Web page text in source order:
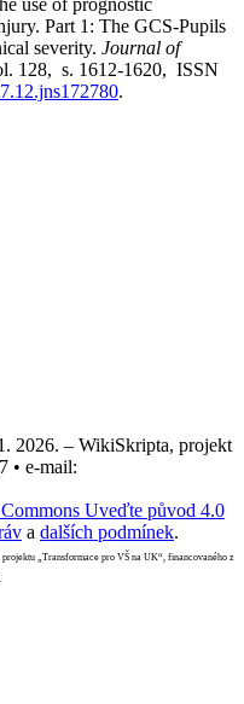
use of prognostic
Part 1: The GCS-Pupils
severity. Journal of
128, s. 1612-1620, ISSN
.
2026. – WikiSkripta, projekt
• e-mail:
Uveďte původ 4.0
a dalších podmínek.
projektu „Transformace pro VŠ na UK“, financovaného z